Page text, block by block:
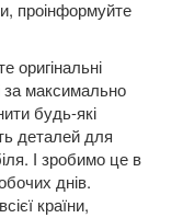
проінформуйте
оригінальні
за максимально
будь-які
деталей для
І зробимо це в
днів.
країни,